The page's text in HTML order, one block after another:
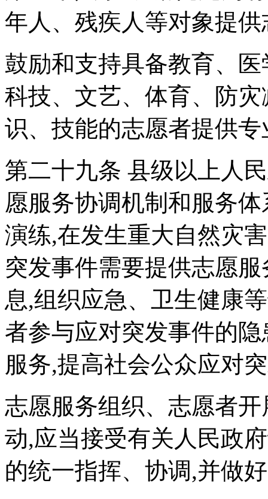
年人、残疾人等对象提
鼓励和支持具备教育、
科技、文艺、体育、防
识、技能的志愿者提供
第二十九条 县级以上人
愿服务协调机制和服务
演练,在发生重大自然灾
突发事件需要提供志愿
息,组织应急、卫生健康
者参与应对突发事件的
服务,提高社会公众应对
志愿服务组织、志愿者
动,应当接受有关人民政
的统一指挥、协调,并做